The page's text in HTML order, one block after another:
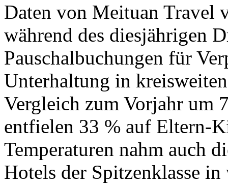
Daten von Meituan Travel
während des diesjährigen
Pauschalbuchungen für
Unterhaltung in
Vergleich zum Vorjahr um
entfielen 33 % auf Eltern-
Temperaturen nahm auch
Hotels der Spitzenklasse